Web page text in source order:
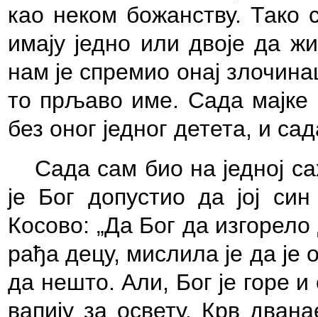
као неком божанству.
имају једно или двоје да
нам је спремио онај
то прљаво име. Сада мајке
без оног једног детета, и
Сада сам био на једној
је Бог допустио да јој
Косово: „Да Бог да
рађа децу, мислила је да је
да нешто. Али, Бог је горе
вапију за освету. Крв